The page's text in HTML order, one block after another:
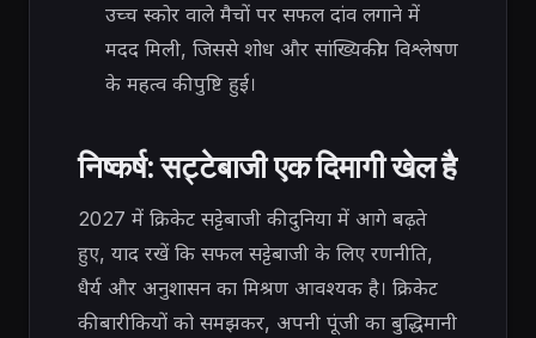
उच्च स्कोर वाले मैचों पर सफल दांव लगाने में
मदद मिली, जिससे शोध और सांख्यिकीय विश्लेषण
के महत्व की पुष्टि हुई।
निष्कर्ष: सट्टेबाजी एक दिमागी खेल है
2027 में क्रिकेट सट्टेबाजी की दुनिया में आगे बढ़ते
हुए, याद रखें कि सफल सट्टेबाजी के लिए रणनीति,
धैर्य और अनुशासन का मिश्रण आवश्यक है। क्रिकेट
की बारीकियों को समझकर, अपनी पूंजी का बुद्धिमानी